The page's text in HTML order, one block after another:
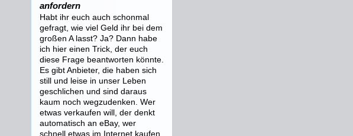
anfordern
Habt ihr euch auch schonmal
gefragt, wie viel Geld ihr bei dem
großen A lasst? Ja? Dann habe
ich hier einen Trick, der euch
diese Frage beantworten könnte.
Es gibt Anbieter, die haben sich
still und leise in unser Leben
geschlichen und sind daraus
kaum noch wegzudenken. Wer
etwas verkaufen will, der denkt
automatisch an eBay, wer
schnell etwas im Internet kaufen